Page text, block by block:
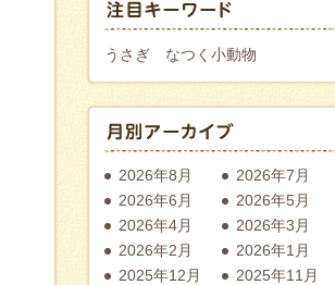
うさぎ なつく小動物
2026年8月
2026年7月
2026年6月
2026年5月
2026年4月
2026年3月
2026年2月
2026年1月
2025年12月
2025年11月